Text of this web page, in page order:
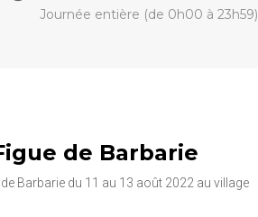
Journée entière (de 0h00 à 23h59)
de Barbarie
Barbarie du 11 au 13 août 2022 au village